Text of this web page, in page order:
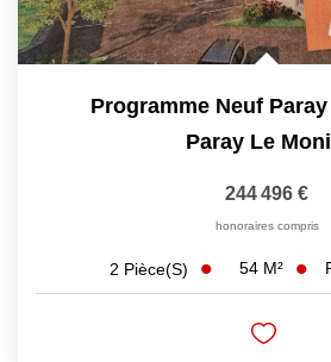
Programme Neuf Paray
Paray Le
244 496 €
honoraires compris
2 Pièce(s) 54 M²